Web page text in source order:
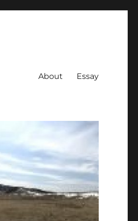
About Essay